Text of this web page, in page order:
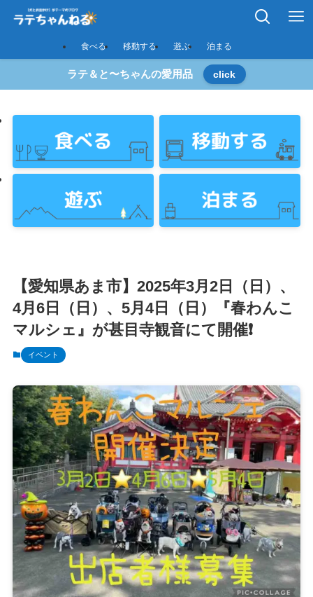
食べる 移動する 遊ぶ 泊まる
ラテ＆と〜ちゃんの愛用品 click
【愛知県あま市】2025年3月2日（日）、
4月6日（日）、5月4日（日）『春わんこ
マルシェ』が甚目寺観音にて開催❗️
イベント